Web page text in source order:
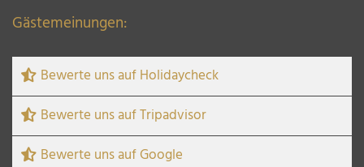
Gästemeinungen:
Bewerte uns auf Holidaycheck
Bewerte uns auf Tripadvisor
Bewerte uns auf Google